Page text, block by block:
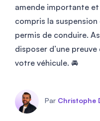
amende importante
compris la
permis de conduire.
disposer d’une
votre véhicule. 🚘
Par Christophe